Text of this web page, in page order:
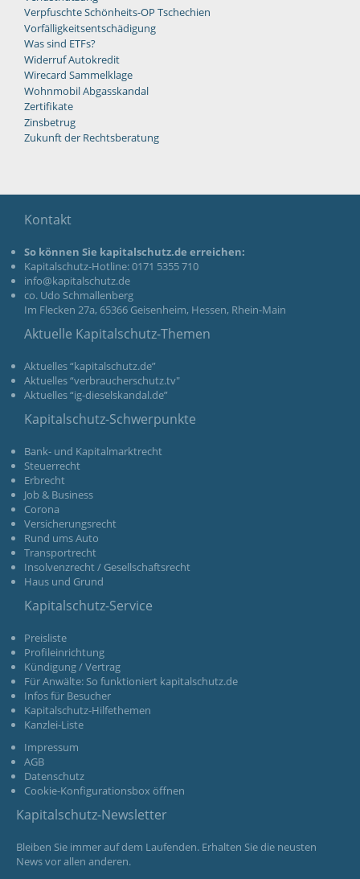
Verpfuschte Schönheits-OP Tschechien
Vorfälligkeitsentschädigung
Was sind ETFs?
Widerruf Autokredit
Wirecard Sammelklage
Wohnmobil Abgasskandal
Zertifikate
Zinsbetrug
Zukunft der Rechtsberatung
Kontakt
So können Sie kapitalschutz.de erreichen:
Kapitalschutz-Hotline: 0171 5355 710
info@kapitalschutz.de
co. Udo Schmallenberg
Im Flecken 27a, 65366 Geisenheim, Hessen, Rhein-Main
Aktuelle Kapitalschutz-Themen
Aktuelles “kapitalschutz.de”
Aktuelles “verbraucherschutz.tv"
Aktuelles “ig-dieselskandal.de”
Kapitalschutz-Schwerpunkte
Bank- und Kapitalmarktrecht
Steuerrecht
Erbrecht
Job & Business
Corona
Versicherungsrecht
Rund ums Auto
Transportrecht
Insolvenzrecht / Gesellschaftsrecht
Haus und Grund
Kapitalschutz-Service
Preisliste
Profileinrichtung
Kündigung / Vertrag
Für Anwälte: So funktioniert kapitalschutz.de
Infos für Besucher
Kapitalschutz-Hilfethemen
Kanzlei-Liste
Impressum
AGB
Datenschutz
Cookie-Konfigurationsbox öffnen
Kapitalschutz-Newsletter
Bleiben Sie immer auf dem Laufenden. Erhalten Sie die neusten
News vor allen anderen.